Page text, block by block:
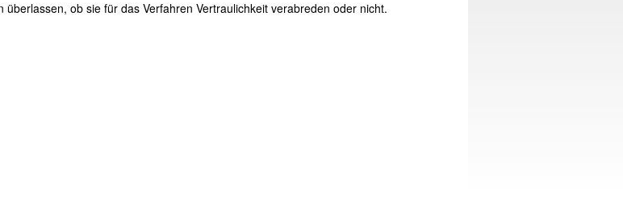
überlassen, ob sie für das Verfahren Vertraulichkeit verabreden oder nicht.